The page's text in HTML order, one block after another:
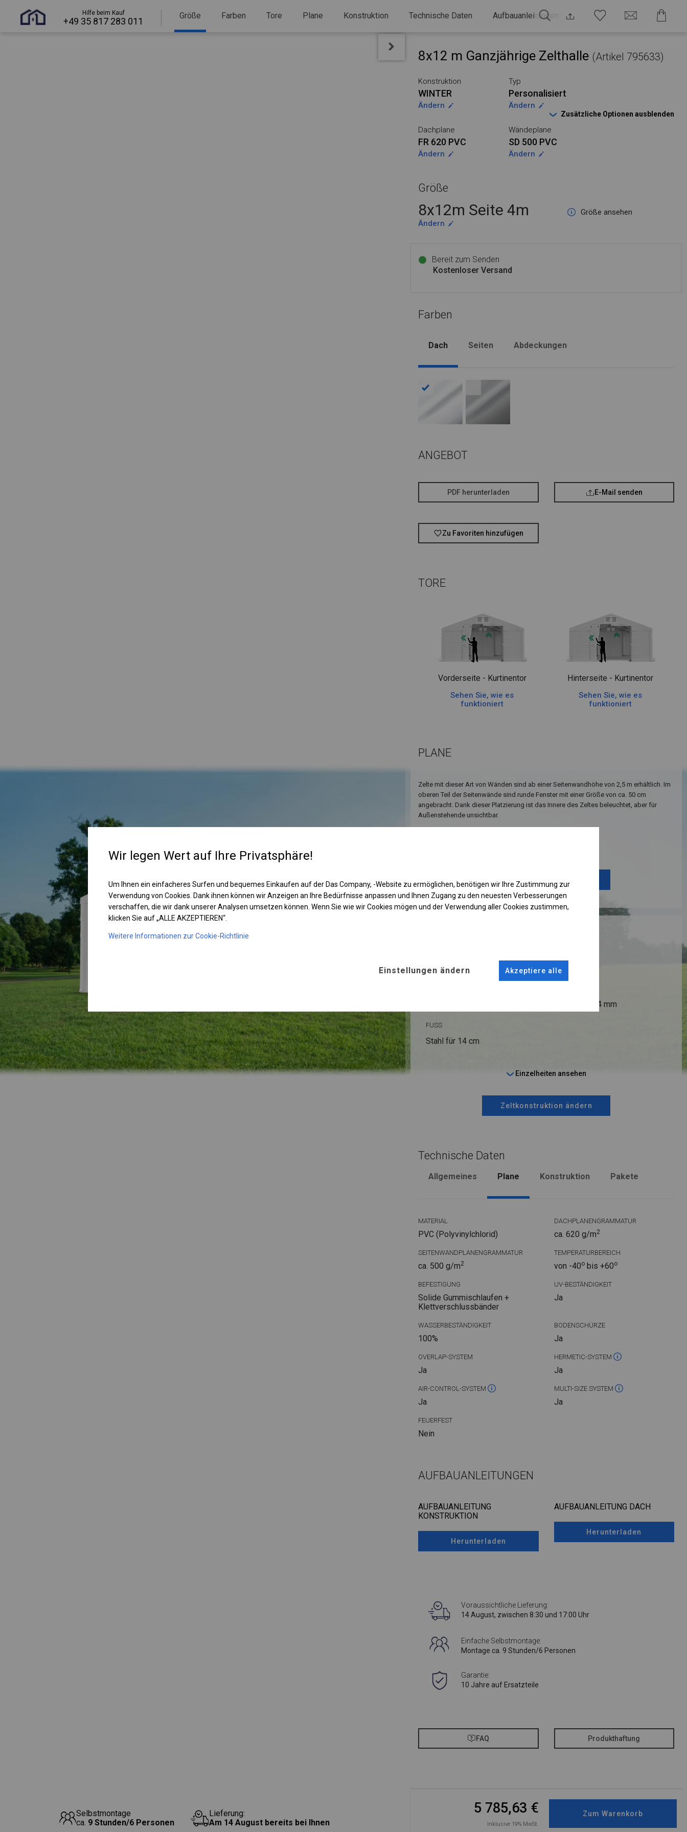
Hilfe beim Kauf
+49 35 817 283 011
Größe Farben Tore Plane Konstruktion Technische Daten Aufbauanleitungen
Selbstmontage
ca. 9 Stunden/6 Personen
Lieferung:
Am 14 August bereits bei Ihnen
8x12 m Ganzjährige Zelthalle (Artikel 795633)
Konstruktion
WINTER
Ändern
Typ
Personalisiert
Ändern
Zusätzliche Optionen ausblenden
Dachplane
FR 620 PVC
Ändern
Wändeplane
SD 500 PVC
Ändern
Größe
8x12m Seite 4m
Größe ansehen
Ändern
Bereit zum Senden
Kostenloser Versand
Farben
Dach Seiten Abdeckungen
ANGEBOT
PDF herunterladen E-Mail senden
Zu Favoriten hinzufügen
TORE
Vorderseite - Kurtinentor
Sehen Sie, wie es
funktioniert
Hinterseite - Kurtinentor
Sehen Sie, wie es
funktioniert
PLANE
Zelte mit dieser Art von Wänden sind ab einer Seitenwandhöhe von 2,5 m erhältlich. Im
oberen Teil der Seitenwände sind runde Fenster mit einer Größe von ca. 50 cm
angebracht. Dank dieser Platzierung ist das Innere des Zeltes beleuchtet, aber für
Außenstehende unsichtbar.
Plane ändern
fi 54 mm
FUSS
Stahl für 14 cm
Einzelheiten ansehen
Zeltkonstruktion ändern
Technische Daten
Allgemeines Plane Konstruktion Pakete
MATERIAL
PVC (Polyvinylchlorid)
DACHPLANENGRAMMATUR
ca. 620 g/m2
SEITENWANDPLANENGRAMMATUR
ca. 500 g/m2
TEMPERATURBEREICH
von -40obis +60o
BEFESTIGUNG
Solide Gummischlaufen +
Klettverschlussbänder
UV-BESTÄNDIGKEIT
Ja
WASSERBESTÄNDIGKEIT
100%
BODENSCHÜRZE
Ja
OVERLAP-SYSTEM
Ja
HERMETIC-SYSTEM
Ja
AIR-CONTROL-SYSTEM
Ja
MULTI-SIZE SYSTEM
Ja
FEUERFEST
Nein
AUFBAUANLEITUNGEN
AUFBAUANLEITUNG
KONSTRUKTION
Herunterladen
AUFBAUANLEITUNG DACH
Herunterladen
Voraussichtliche Lieferung:
14 August, zwischen 8:30 und 17:00 Uhr
Einfache Selbstmontage:
Montage ca. 9 Stunden/6 Personen
Garantie:
10 Jahre auf Ersatzteile
FAQ Produkthaftung
5 785,63 €
Inklusive 19% MwSt.
Wir legen Wert auf Ihre Privatsphäre!
Um Ihnen ein einfacheres Surfen und bequemes Einkaufen auf der Das Company, -Website zu ermöglichen, benötigen wir Ihre Zustimmung zur
Verwendung von Cookies. Dank ihnen können wir Anzeigen an Ihre Bedürfnisse anpassen und Ihnen Zugang zu den neuesten Verbesserungen
verschaffen, die wir dank unserer Analysen umsetzen können. Wenn Sie wie wir Cookies mögen und der Verwendung aller Cookies zustimmen,
klicken Sie auf „ALLE AKZEPTIEREN“.
Weitere Informationen zur Cookie-Richtlinie
Einstellungen ändern Akzeptiere alle